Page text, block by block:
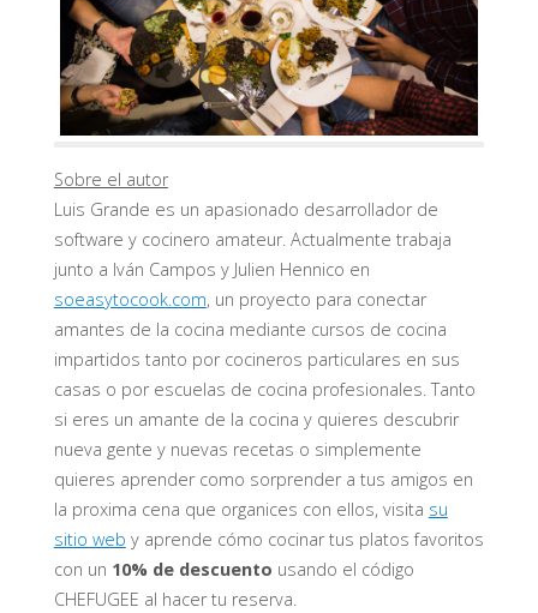
Sobre el autor
Luis Grande es un apasionado desarrollador de
software y cocinero amateur. Actualmente trabaja
junto a Iván Campos y Julien Hennico en
soeasytocook.com, un proyecto para conectar
amantes de la cocina mediante cursos de cocina
impartidos tanto por cocineros particulares en sus
casas o por escuelas de cocina profesionales. Tanto
si eres un amante de la cocina y quieres descubrir
nueva gente y nuevas recetas o simplemente
quieres aprender como sorprender a tus amigos en
la proxima cena que organices con ellos, visita su
sitio web y aprende cómo cocinar tus platos favoritos
con un 10% de descuento usando el código
CHEFUGEE al hacer tu reserva.